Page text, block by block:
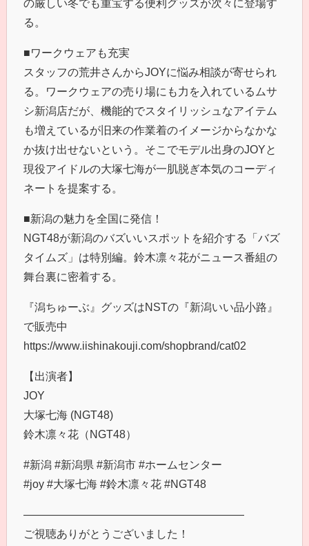
の厳しい冬でも重宝する便利グッズが次々に登場す
る。
■ワークウェアも充実
スタッフの荒井さんからJOYに悩み相談が寄せられ
る。ワークウェアの売り場にも力を入れているムサ
シ新潟店だが、機能的でスタイリッシュなアイテム
も増えているが旧来の作業着のイメージからなかな
か抜け出せないという。そこでモデル出身のJOYと
現役アイドルの大塚七海が一肌脱ぎ本気のコーディ
ネートを提案する。
■新潟の魅力を全国に発信！
NGT48が新潟のバズいいスポットを紹介する「バズ
タイムズ」は特別編。鈴木凛々花がニュース番組の
舞台裏に密着する。
『潟ちゅーぶ』グッズはNSTの『新潟いい品小路』
で販売中
https://www.iishinakouji.com/shopbrand/cat02
【出演者】
JOY
大塚七海 (NGT48)
鈴木凛々花（NGT48）
#新潟 #新潟県 #新潟市 #ホームセンター
#joy #大塚七海 #鈴木凛々花 #NGT48
――――――――――――――――――――
ご視聴ありがとうございました！